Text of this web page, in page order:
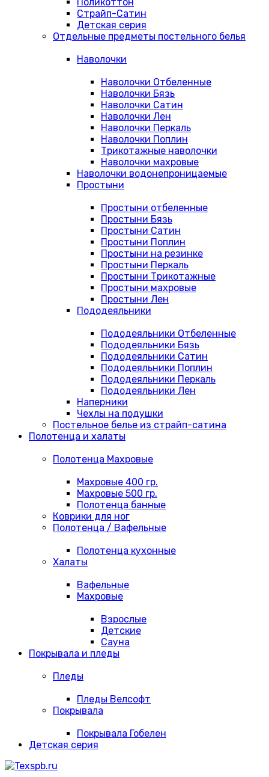
Страйп-Сатин
Детская серия
Отдельные предметы постельного белья
Наволочки
Наволочки Отбеленные
Наволочки Бязь
Наволочки Сатин
Наволочки Лен
Наволочки Перкаль
Наволочки Поплин
Трикотажные наволочки
Наволочки махровые
Наволочки водонепроницаемые
Простыни
Простыни отбеленные
Простыни Бязь
Простыни Сатин
Простыни Поплин
Простыни на резинке
Простыни Перкаль
Простыни Трикотажные
Простыни махровые
Простыни Лен
Пододеяльники
Пододеяльники Отбеленные
Пододеяльники Бязь
Пододеяльники Сатин
Пододеяльники Поплин
Пододеяльники Перкаль
Пододеяльники Лен
Наперники
Чехлы на подушки
Постельное белье из страйп-сатина
Полотенца и халаты
Полотенца Махровые
Махровые 400 гр.
Махровые 500 гр.
Полотенца банные
Коврики для ног
Полотенца / Вафельные
Полотенца кухонные
Халаты
Вафельные
Махровые
Взрослые
Детские
Сауна
Покрывала и пледы
Пледы
Пледы Велсофт
Покрывала
Покрывала Гобелен
Детская серия